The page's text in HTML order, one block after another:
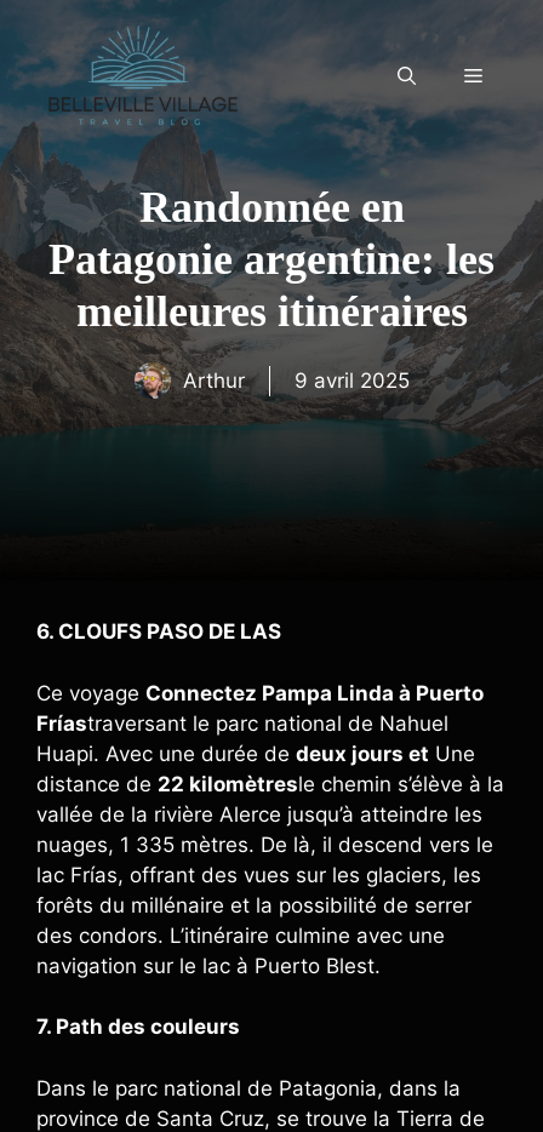
contenu
Menu
Randonnée en
Patagonie argentine: les
meilleures itinéraires
Arthur 9 avril 2025
6. CLOUFS PASO DE LAS
Ce voyage Connectez Pampa Linda à Puerto
Fríastraversant le parc national de Nahuel
Huapi. Avec une durée de deux jours et Une
distance de 22 kilomètresle chemin s’élève à la
vallée de la rivière Alerce jusqu’à atteindre les
nuages, 1 335 mètres. De là, il descend vers le
lac Frías, offrant des vues sur les glaciers, les
forêts du millénaire et la possibilité de serrer
des condors. L’itinéraire culmine avec une
navigation sur le lac à Puerto Blest.
7. Path des couleurs
Dans le parc national de Patagonia, dans la
province de Santa Cruz, se trouve la Tierra de